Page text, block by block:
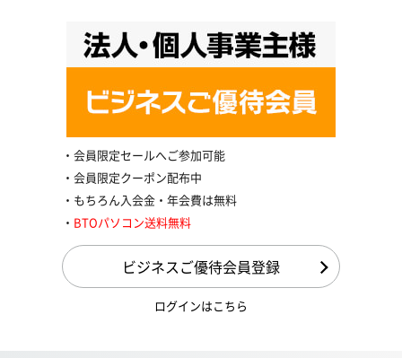
会員限定セールへご参加可能
会員限定クーポン配布中
もちろん入会金・年会費は無料
BTOパソコン送料無料
ビジネスご優待会員登録
ログインはこちら